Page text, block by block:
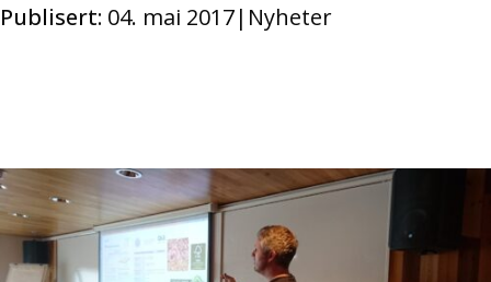
Publisert: 04. mai 2017| Nyheter